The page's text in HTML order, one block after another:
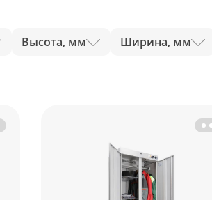
Высота, мм Ширина, мм